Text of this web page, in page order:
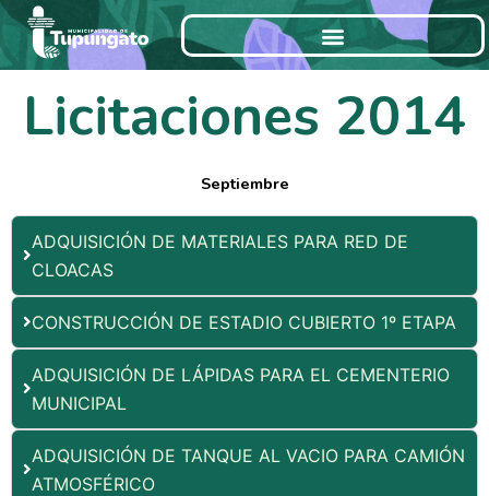
Ir
contenido
Licitaciones 2014
Septiembre
ADQUISICIÓN DE MATERIALES PARA RED DE
CLOACAS
CONSTRUCCIÓN DE ESTADIO CUBIERTO 1º ETAPA
ADQUISICIÓN DE LÁPIDAS PARA EL CEMENTERIO
MUNICIPAL
ADQUISICIÓN DE TANQUE AL VACIO PARA CAMIÓN
ATMOSFÉRICO